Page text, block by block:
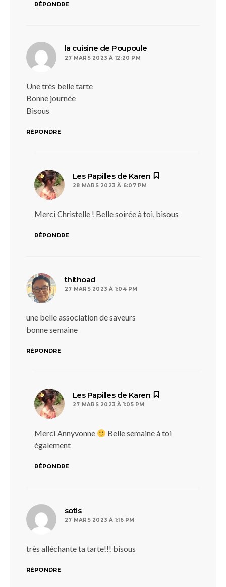
RÉPONDRE
la cuisine de Poupoule
27 MARS 2023 À 12:20 PM
Une très belle tarte
Bonne journée
Bisous
RÉPONDRE
Les Papilles de Karen
28 MARS 2023 À 6:07 PM
Merci Christelle ! Belle soirée à toi, bisous
RÉPONDRE
thithoad
27 MARS 2023 À 1:04 PM
une belle association de saveurs
bonne semaine
RÉPONDRE
Les Papilles de Karen
27 MARS 2023 À 1:05 PM
Merci Annyvonne
Belle semaine à toi
également
RÉPONDRE
sotisdit :
27 MARS 2023 À 1:16 PM
très alléchante ta tarte!!! bisous
RÉPONDRE